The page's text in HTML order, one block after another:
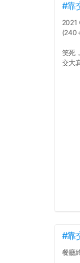
#靠
2021
(240
笑死
交大
#靠
餐廳